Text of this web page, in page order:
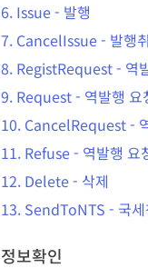
6. Issue- 발행
7. CancelIssue- 발행
8. RegistRequest- 역
9. Request- 역발행 요
10. CancelRequest-
11. Refuse- 역발행 요
12. Delete- 삭제
13. SendToNTS - 국
정보확인